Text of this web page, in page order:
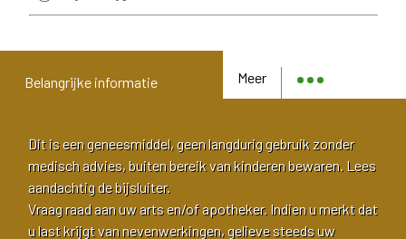
Meer
Belangrijke informatie
Dit is een geneesmiddel, geen langdurig gebruik zonder
medisch advies, buiten bereik van kinderen bewaren. Lees
aandachtig de bijsluiter.
Vraag raad aan uw arts en/of apotheker. Indien u merkt dat
u last krijgt van nevenwerkingen, gelieve steeds uw